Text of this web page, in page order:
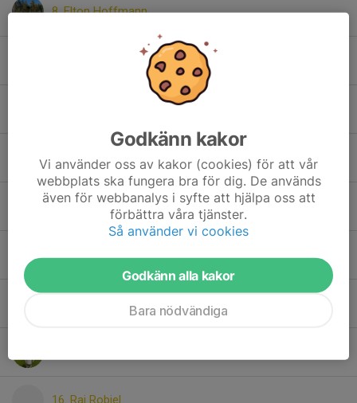
8. Elton Hoffmann
11. Asmorom Yonas
12. Anas Ahmed
13. Isak Jäderström Roos
14. Ahmed Awes
16. Rai Robiel
Godkänn kakor
Vi använder oss av kakor (cookies) för att vår
webbplats ska fungera bra för dig. De används
även för webbanalys i syfte att hjälpa oss att
förbättra våra tjänster.
Så använder vi cookies
Godkänn alla kakor
Bara nödvändiga